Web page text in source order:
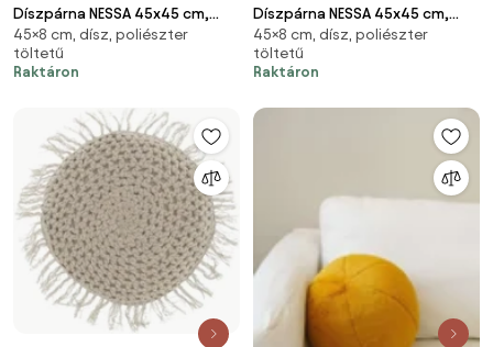
Díszpárna NESSA 45x45 cm,
szürke
45×8 cm, dísz, poliészter
töltetű
Raktáron
Díszpárna NESSA 45x45 cm,
szürke
45×8 cm, dísz, poliészter
töltetű
Raktáron